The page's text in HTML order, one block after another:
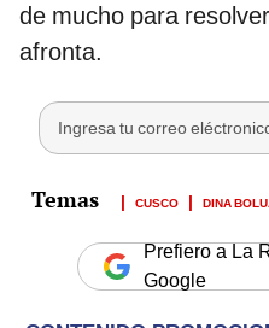
de mucho para
afronta.
CUSCO DINA
Prefiero a La
Google